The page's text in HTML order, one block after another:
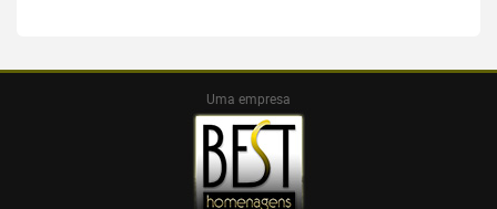
Uma empresa